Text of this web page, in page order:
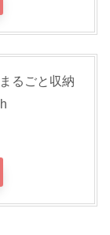
るごと収納